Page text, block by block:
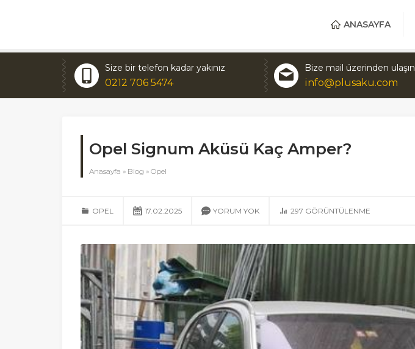
ANASAYFA
Size bir telefon kadar yakınız
0212 706 5474
Bize mail üzerinden ulaşın
info@plusaku.com
Opel Signum Aküsü Kaç Amper?
Anasayfa » Blog » Opel
OPEL 17.02.2025 YORUM YOK 297 GÖRÜNTÜLENME